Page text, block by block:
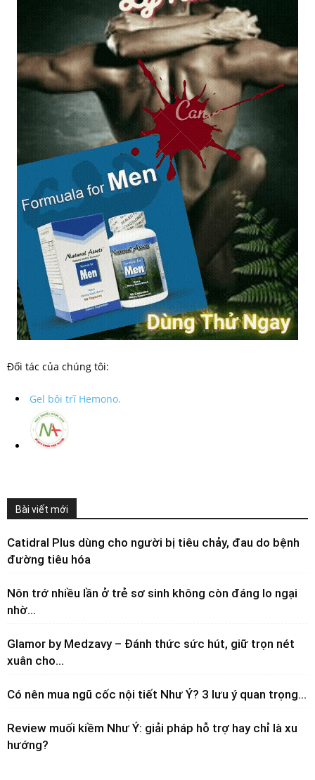
Đối tác của chúng tôi:
Gel bôi trĩ Hemono.
Bài viết mới
Catidral Plus dùng cho người bị tiêu chảy, đau do bệnh
đường tiêu hóa
Nôn trớ nhiều lần ở trẻ sơ sinh không còn đáng lo ngại
nhờ...
Glamor by Medzavy – Đánh thức sức hút, giữ trọn nét
xuân cho...
Có nên mua ngũ cốc nội tiết Như Ý? 3 lưu ý quan trọng...
Review muối kiềm Như Ý: giải pháp hỗ trợ hay chỉ là xu
hướng?